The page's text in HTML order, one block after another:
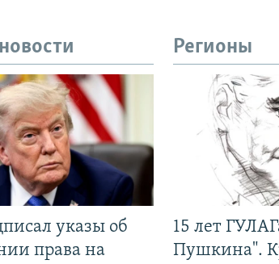
указы об
права на
Регионы
15 лет
Пушкина".